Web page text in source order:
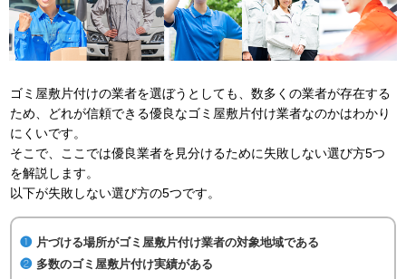
ゴミ屋敷片付けの業者を選ぼうとしても、数多くの業者が存在する
ため、どれが信頼できる優良なゴミ屋敷片付け業者なのかはわかり
にくいです。
そこで、ここでは優良業者を見分けるために失敗しない選び方5つ
を解説します。
以下が失敗しない選び方の5つです。
片づける場所がゴミ屋敷片付け業者の対象地域である
多数のゴミ屋敷片付け実績がある